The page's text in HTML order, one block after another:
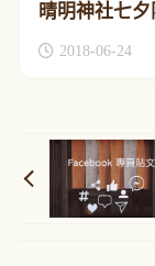
晴明神社七
2018-06-24